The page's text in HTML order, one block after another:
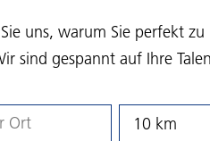
uns, warum Sie perfekt zu
sind gespannt auf Ihre
10 km